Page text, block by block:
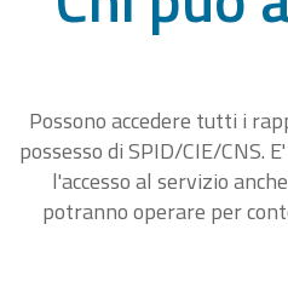
Possono accedere tutti i
possesso di SPID/CIE/CNS.
l'accesso al servizio
potranno operare per